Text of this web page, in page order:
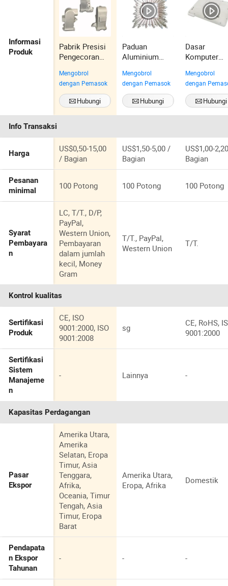
Informasi
Produk
Pabrik Presisi
Pengecoran
Pengecoran
Aluminium
untuk Bagian
Traktor, Bagian
Pengecoran
oran dengan
Layanan
Kustom
Mengobrol
dengan Pemasok
Hubungi
Sekarang
Paduan
Aluminium
Pengecoran
Die Presisi
OEM untuk
Cangkang
Filter
Mengobrol
dengan Pemasok
Hubungi
Sekarang
Dasar
Komputer
Die
Mengobrol
dengan
Hubungi
Sekarang
Info Transaksi
Harga
US$0,50-15,00
/ Bagian
US$1,50-5,00 /
Bagian
US$1,00-
Bagian
Pesanan
minimal
100 Potong 100 Potong 100 Potong
Syarat
Pembayara
n
LC, T/T., D/P,
PayPal,
Western Union,
Pembayaran
dalam jumlah
kecil, Money
Gram
T/T., PayPal,
Western Union
T/T.
Kontrol kualitas
Sertifikasi
Produk
CE, ISO
9001:2000, ISO
9001:2008
sg
CE, RoHS,
9001:2000
Sertifikasi
Sistem
Manajeme
n
- Lainnya -
Kapasitas Perdagangan
Pasar
Ekspor
Amerika Utara,
Amerika
Selatan, Eropa
Timur, Asia
Tenggara,
Afrika,
Oceania, Timur
Tengah, Asia
Timur, Eropa
Barat
Amerika Utara,
Eropa, Afrika
Domestik
Pendapata
n Ekspor
Tahunan
- - -